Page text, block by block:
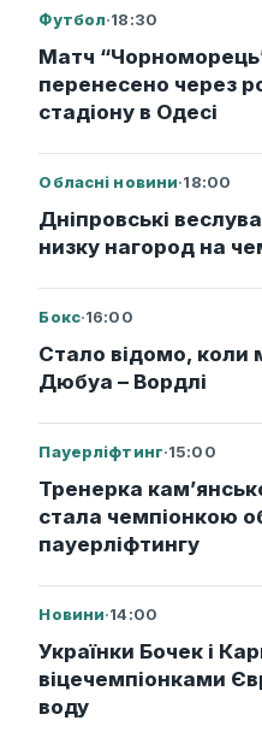
Футбол·18:30
Матч
перенесено через
стадіону в Одесі
Обласні новини·18:00
Дніпровські
низку нагород на
Бокс·16:00
Стало відомо,
Дюбуа – Вордлі
Пауерліфтинг·15:00
Тренерка
стала чемпіонкою
пауерліфтингу
Новини·14:00
Українки Бочек і
віцечемпіонками
воду